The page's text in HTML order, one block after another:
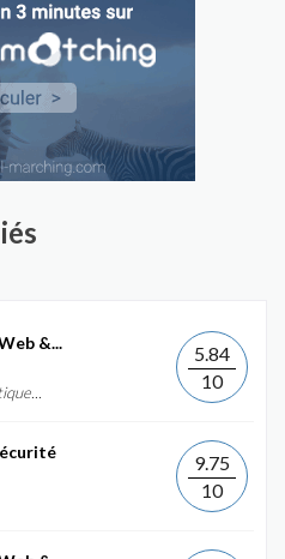
&...
5.84
10
9.75
10